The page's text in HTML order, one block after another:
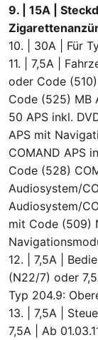
9. | 15A |
10. | 30A | Für
11. | 7,5A |
oder Code
Code (525) MB
50 APS inkl.
APS mit
COMAND APS
Code (528)
Audiosystem/
Audiosystem/
mit Code (509)
12. | 7,5A |
(N22/7) oder
Typ 204.9:
13. | 7,5A |
7,5A | Ab